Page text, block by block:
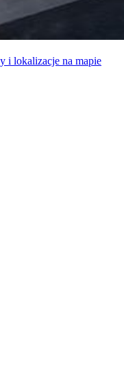
i lokalizacje na mapie